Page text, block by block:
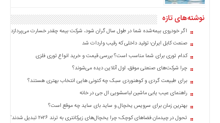
جدیدنوشته‌های تازه
اگر خودروی بیمه‌شده شما در طول سال گران شود، شرکت بیمه چقدر خسارت می‌پردازد؟
صنعت کابل ایران؛ تولید داخلی که رقیب واردات شد
کدام توری برای شما مناسب است؟ بررسی قیمت و خرید انواع توری فلزی
چرا شرکت‌های صنعتی موفق، اول آنلاین دیده می‌شوند؟
برای طبیعت گردی و کوهنوردی سبک چه کتونی هایی انتخاب بهتری هستند؟
راهنمای عیب یابی ماشین لباسشویی ال جی در خانه
بهترین زمان برای سرویس یخچال و ساید بای ساید چه موقع است؟
تحول در چیدمان فضاهای کوچک؛ چرا یخچال‌های زیرکانتری به ترند ۲۰۲۶ تبدیل شدند؟